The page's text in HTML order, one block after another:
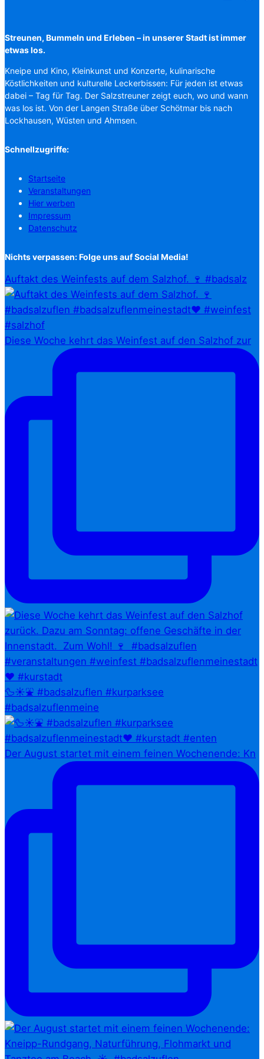
Streunen, Bummeln und Erleben – in unserer Stadt ist immer
etwas los.
Kneipe und Kino, Kleinkunst und Konzerte, kulinarische
Köstlichkeiten und kulturelle Leckerbissen: Für jeden ist etwas
dabei – Tag für Tag. Der Salzstreuner zeigt euch, wo und wann
was los ist. Von der Langen Straße über Schötmar bis nach
Lockhausen, Wüsten und Ahmsen.
Schnellzugriffe:
Startseite
Veranstaltungen
Hier werben
Impressum
Datenschutz
Nichts verpassen: Folge uns auf Social Media!
Auftakt des Weinfests auf dem Salzhof. 🍷 #badsalz
Diese Woche kehrt das Weinfest auf den Salzhof zur
🦆☀️⛲ #badsalzuflen #kurparksee
#badsalzuflenmeine
Der August startet mit einem feinen Wochenende: Kn